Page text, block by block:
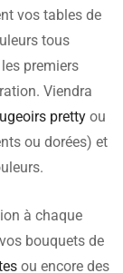
vos tables de
tous
premiers
Viendra
pretty ou
ou dorées) et
à chaque
bouquets de
ou encore des